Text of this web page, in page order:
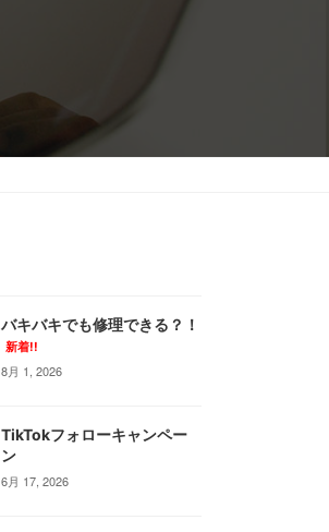
バキバキでも修理できる？！
新着!!
8月 1, 2026
TikTokフォローキャンペー
ン
6月 17, 2026